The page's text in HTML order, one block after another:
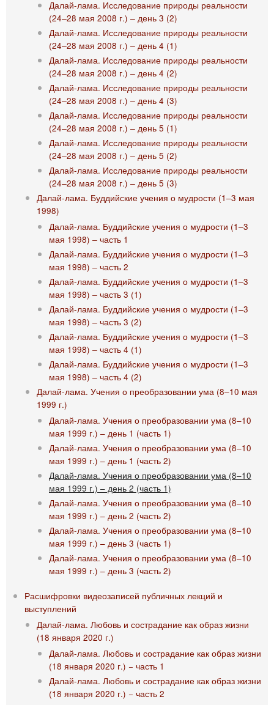
Далай-лама. Исследование природы реальности
(24‒28 мая 2008 г.) ‒ день 3 (2)
Далай-лама. Исследование природы реальности
(24‒28 мая 2008 г.) ‒ день 4 (1)
Далай-лама. Исследование природы реальности
(24‒28 мая 2008 г.) ‒ день 4 (2)
Далай-лама. Исследование природы реальности
(24‒28 мая 2008 г.) ‒ день 4 (3)
Далай-лама. Исследование природы реальности
(24‒28 мая 2008 г.) ‒ день 5 (1)
Далай-лама. Исследование природы реальности
(24‒28 мая 2008 г.) ‒ день 5 (2)
Далай-лама. Исследование природы реальности
(24‒28 мая 2008 г.) ‒ день 5 (3)
Далай-лама. Буддийские учения о мудрости (1‒3 мая
1998)
Далай-лама. Буддийские учения о мудрости (1‒3
мая 1998) ‒ часть 1
Далай-лама. Буддийские учения о мудрости (1‒3
мая 1998) ‒ часть 2
Далай-лама. Буддийские учения о мудрости (1‒3
мая 1998) ‒ часть 3 (1)
Далай-лама. Буддийские учения о мудрости (1‒3
мая 1998) ‒ часть 3 (2)
Далай-лама. Буддийские учения о мудрости (1‒3
мая 1998) ‒ часть 4 (1)
Далай-лама. Буддийские учения о мудрости (1‒3
мая 1998) ‒ часть 4 (2)
Далай-лама. Учения о преобразовании ума (8–10 мая
1999 г.)
Далай-лама. Учения о преобразовании ума (8–10
мая 1999 г.) – день 1 (часть 1)
Далай-лама. Учения о преобразовании ума (8–10
мая 1999 г.) – день 1 (часть 2)
Далай-лама. Учения о преобразовании ума (8–10
мая 1999 г.) – день 2 (часть 1)
Далай-лама. Учения о преобразовании ума (8–10
мая 1999 г.) – день 2 (часть 2)
Далай-лама. Учения о преобразовании ума (8–10
мая 1999 г.) – день 3 (часть 1)
Далай-лама. Учения о преобразовании ума (8–10
мая 1999 г.) – день 3 (часть 2)
Расшифровки видеозаписей публичных лекций и
выступлений
Далай-лама. Любовь и сострадание как образ жизни
(18 января 2020 г.)
Далай-лама. Любовь и сострадание как образ жизни
(18 января 2020 г.) − часть 1
Далай-лама. Любовь и сострадание как образ жизни
(18 января 2020 г.) − часть 2